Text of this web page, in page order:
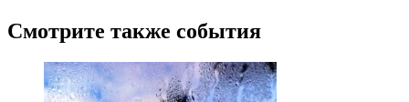
Смотрите также события